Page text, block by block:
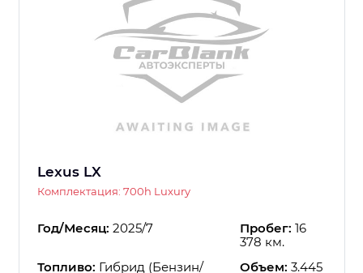
Lexus LX
Комплектация: 700h Luxury
Год/Месяц: 2025/7 Пробег: 16
378 км.
Топливо: Гибрид (Бензин/
Объем: 3.445